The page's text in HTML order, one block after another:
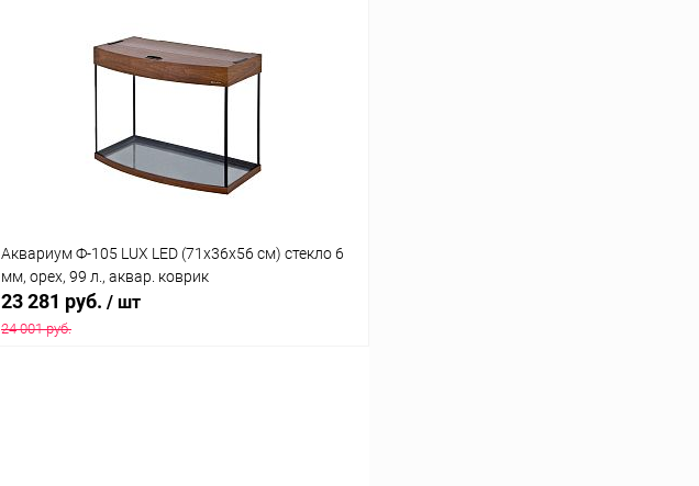
Купить в 1 клик Сравнение
Под заказ
Аквариум Ф-105 LUX LED (71х36х56 см) стекло 6
мм, орех, 99 л., аквар. коврик
23 281 руб. / шт
24 001 руб.